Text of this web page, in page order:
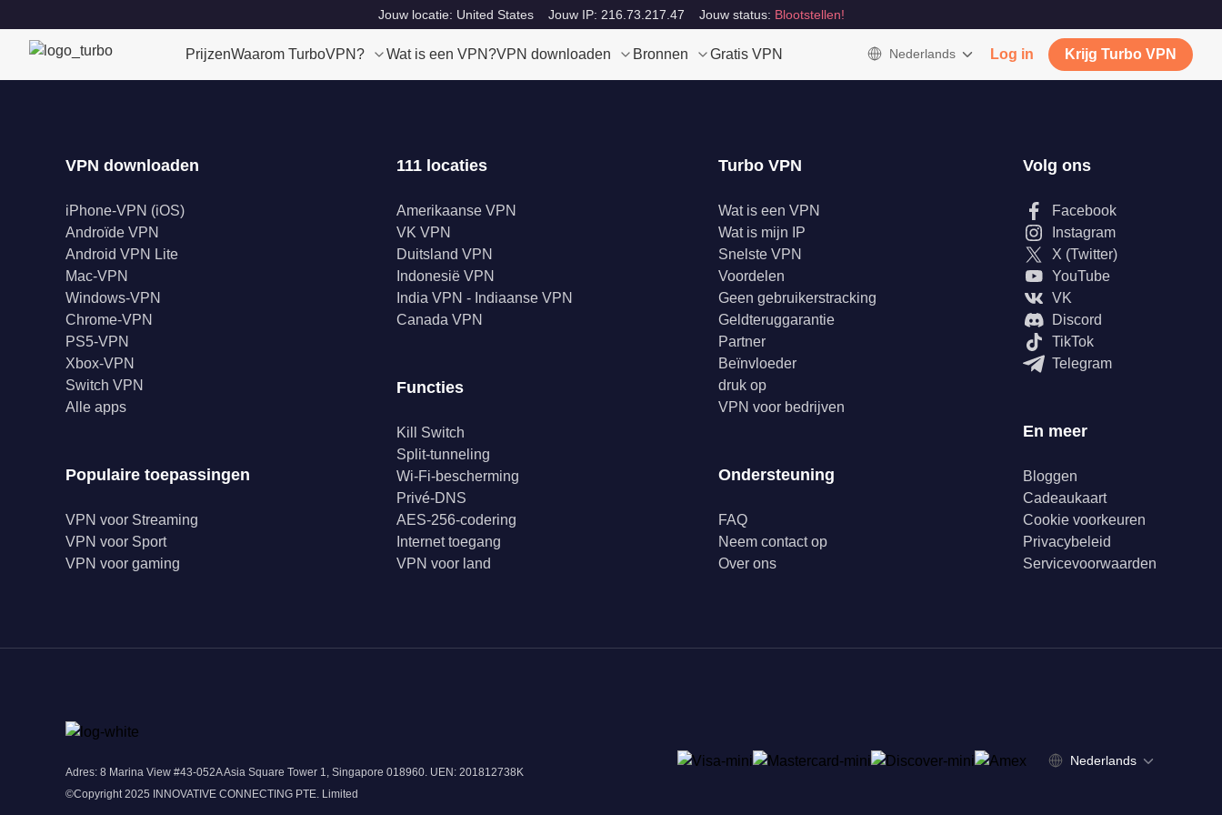
Jouw locatie: United States Jouw IP: 216.73.217.47 Jouw status: Blootstellen!
PrijzenWaarom TurboVPN? Wat is een VPN?VPN downloaden Bronnen Gratis VPN Nederlands Log in Krijg Turbo VPN
VPN downloaden
iPhone-VPN (iOS)
Androïde VPN
Android VPN Lite
Mac-VPN
Windows-VPN
Chrome-VPN
PS5-VPN
Xbox-VPN
Switch VPN
Alle apps
Populaire toepassingen
VPN voor Streaming
VPN voor Sport
VPN voor gaming
111 locaties
Amerikaanse VPN
VK VPN
Duitsland VPN
Indonesië VPN
India VPN - Indiaanse VPN
Canada VPN
Functies
Kill Switch
Split-tunneling
Wi-Fi-bescherming
Privé-DNS
AES-256-codering
Internet toegang
VPN voor land
Turbo VPN
Wat is een VPN
Wat is mijn IP
Snelste VPN
Voordelen
Geen gebruikerstracking
Geldteruggarantie
Partner
Beïnvloeder
druk op
VPN voor bedrijven
Ondersteuning
FAQ
Neem contact op
Over ons
Volg ons
Facebook
Instagram
X (Twitter)
YouTube
VK
Discord
TikTok
Telegram
En meer
Bloggen
Cadeaukaart
Cookie voorkeuren
Privacybeleid
Servicevoorwaarden
Adres: 8 Marina View #43-052A Asia Square Tower 1, Singapore 018960. UEN: 201812738K
©Copyright 2025 INNOVATIVE CONNECTING PTE. Limited
Nederlands